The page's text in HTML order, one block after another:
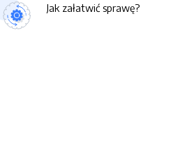
Jak załatwić sprawę?